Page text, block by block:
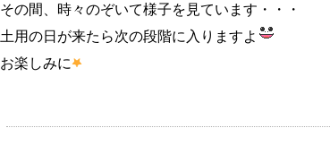
その間、時々のぞいて様子を見ています・・・
土用の日が来たら次の段階に入りますよ
お楽しみに